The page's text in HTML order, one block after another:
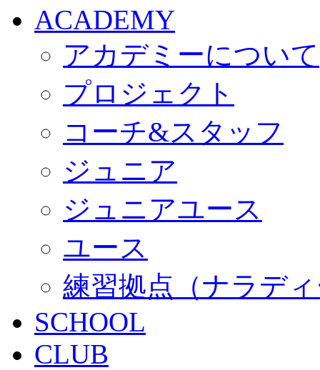
ACADEMY
アカデミーについて
プロジェクト
コーチ&スタッフ
ジュニア
ジュニアユース
ユース
練習拠点（ナラデ
SCHOOL
CLUB